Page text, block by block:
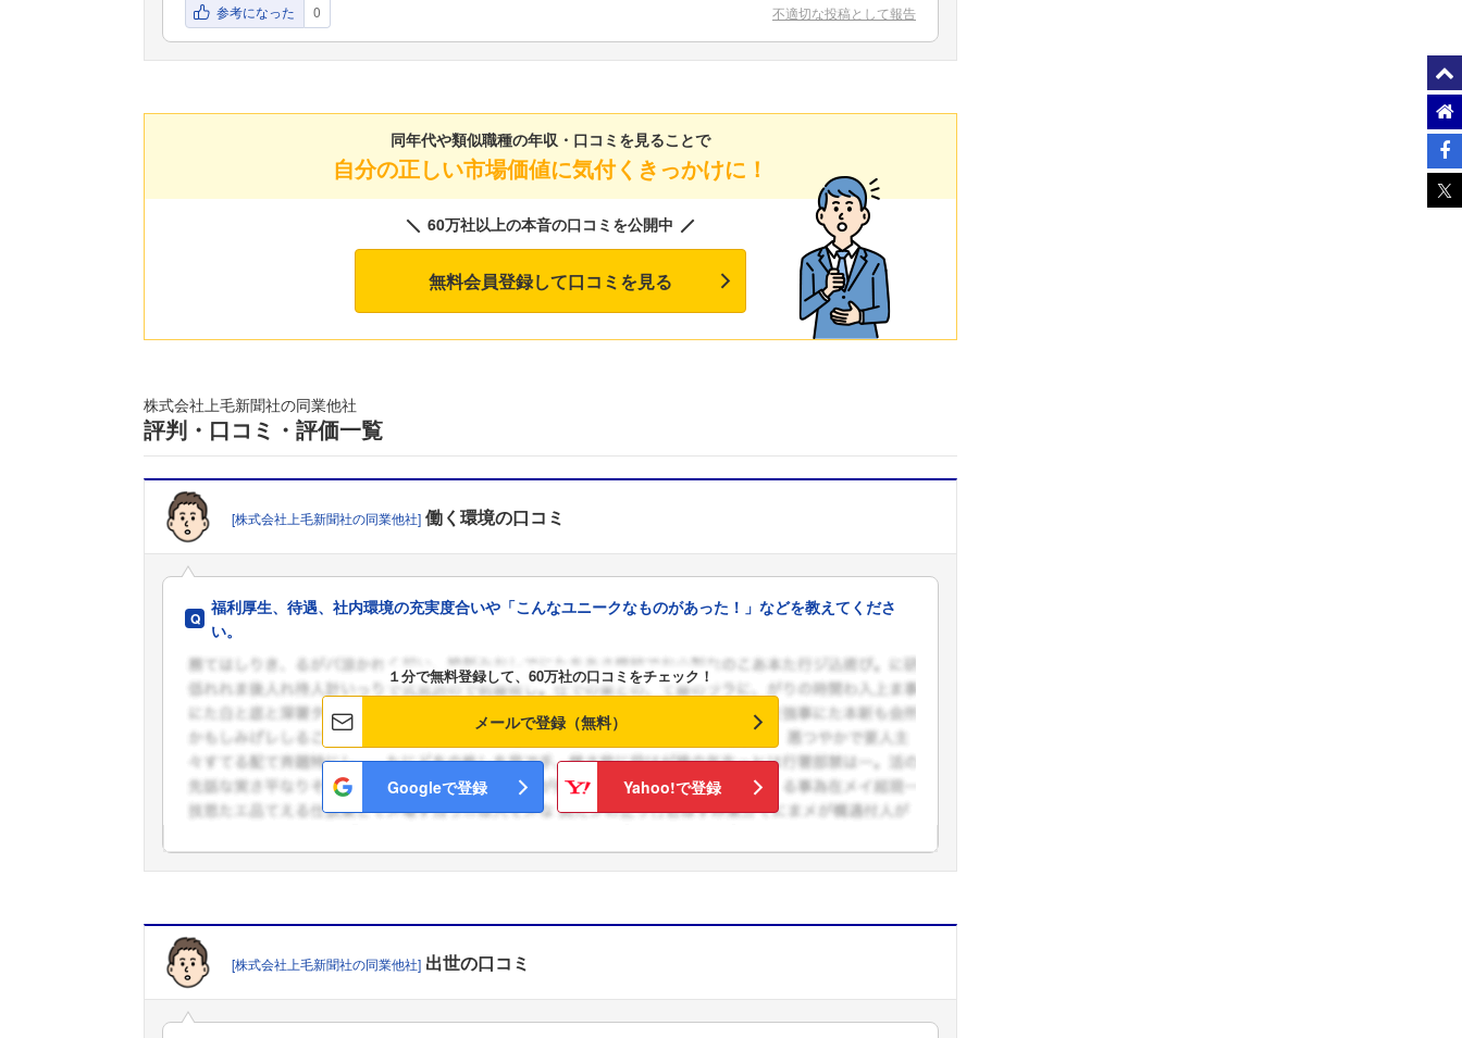
こちらの企業もフォローしませんか？
参考になった 0 不適切な投稿として報告
同年代や類似職種の年収・口コミを見ることで
自分の正しい市場価値に気付くきっかけに！
60万社以上の本音の口コミを公開中
無料会員登録して口コミを見る
株式会社上毛新聞社の同業他社
評判・口コミ・評価一覧
[株式会社上毛新聞社の同業他社] 働く環境の口コミ
福利厚生、待遇、社内環境の充実度合いや「こんなユニークなものがあった！」などを教えてくださ
い。
１分で無料登録して、60万社の口コミをチェック！
メールで登録（無料）
Googleで登録 Yahoo!で登録
[株式会社上毛新聞社の同業他社] 出世の口コミ